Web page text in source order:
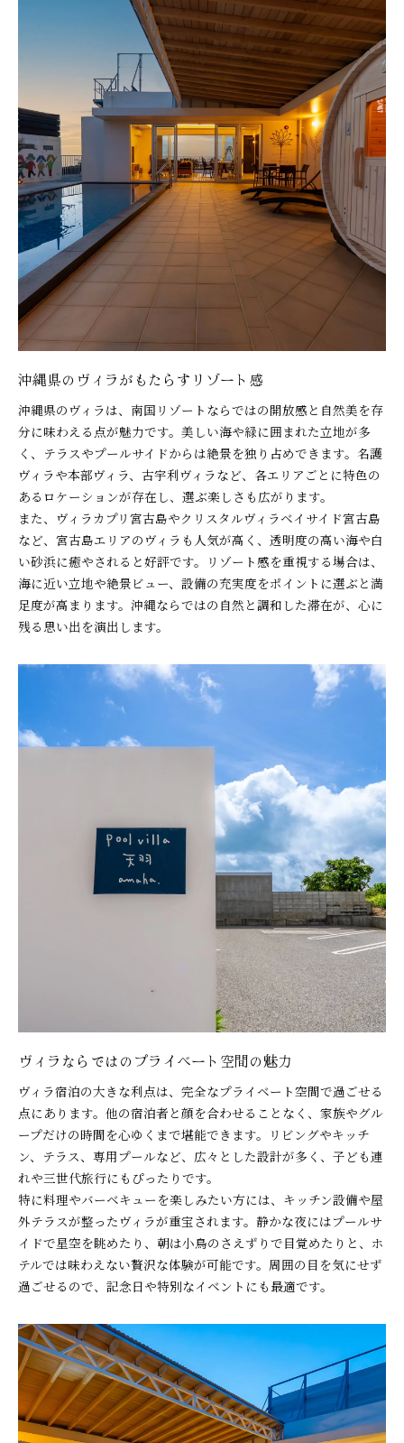
沖縄県のヴィラがもたらすリゾート感
沖縄県のヴィラは、南国リゾートならではの開放感と自然美を存
分に味わえる点が魅力です。美しい海や緑に囲まれた立地が多
く、テラスやプールサイドからは絶景を独り占めできます。名護
ヴィラや本部ヴィラ、古宇利ヴィラなど、各エリアごとに特色の
あるロケーションが存在し、選ぶ楽しさも広がります。
また、ヴィラカプリ宮古島やクリスタルヴィラベイサイド宮古島
など、宮古島エリアのヴィラも人気が高く、透明度の高い海や白
い砂浜に癒やされると好評です。リゾート感を重視する場合は、
海に近い立地や絶景ビュー、設備の充実度をポイントに選ぶと満
足度が高まります。沖縄ならではの自然と調和した滞在が、心に
残る思い出を演出します。
ヴィラならではのプライベート空間の魅力
ヴィラ宿泊の大きな利点は、完全なプライベート空間で過ごせる
点にあります。他の宿泊者と顔を合わせることなく、家族やグル
ープだけの時間を心ゆくまで堪能できます。リビングやキッチ
ン、テラス、専用プールなど、広々とした設計が多く、子ども連
れや三世代旅行にもぴったりです。
特に料理やバーベキューを楽しみたい方には、キッチン設備や屋
外テラスが整ったヴィラが重宝されます。静かな夜にはプールサ
イドで星空を眺めたり、朝は小鳥のさえずりで目覚めたりと、ホ
テルでは味わえない贅沢な体験が可能です。周囲の目を気にせず
過ごせるので、記念日や特別なイベントにも最適です。